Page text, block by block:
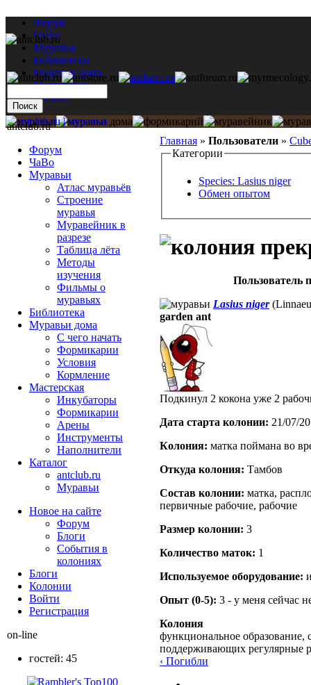
Форум
ЧаВо
Муравьи
Библиотека
Муравьи дома
Мастерская
Каталог
Главная » Пользователи »
Категории
Species: Lasius niger
Обмен опытом
Пользователь
Lasius niger
garden ant
Подкинул 2 кокона уже 2
Дата старта кoлонии: 21/07/
Кoлония: матка поймана во
Откуда кoлония: Тамбов
Состав кoлонии: матка,
первичные рабочие, рабочие
Размер кoлонии: 3
Количество маток: 1
Используемое оборудование:
Опыт (0-5): 3 - у меня сейчас
Колония
функциональное образование,
поддерживающих регулярные
‹ Погибли
antclub.ru
Форум
ЧаВо
Муравьи
Атлас муравьёв
Строение
муравья
Муравейник в
разрезе
Таблица лёта
Методы
изучения
Фильмы о
муравьях
Библиотека
Муравьи дома
С чего начать
Формикарии
Условия
Кормление
Мастерская
Инкубаторы
Формикарии
Арены
Инструменты
Наполнители
Каталог
antclub.ru
Муравьи
Новое на сайте
Форум
Блоги
События в
колониях
Блоги
Колонии
Войти
Peгиcтpaция
on-line
гостей: 45